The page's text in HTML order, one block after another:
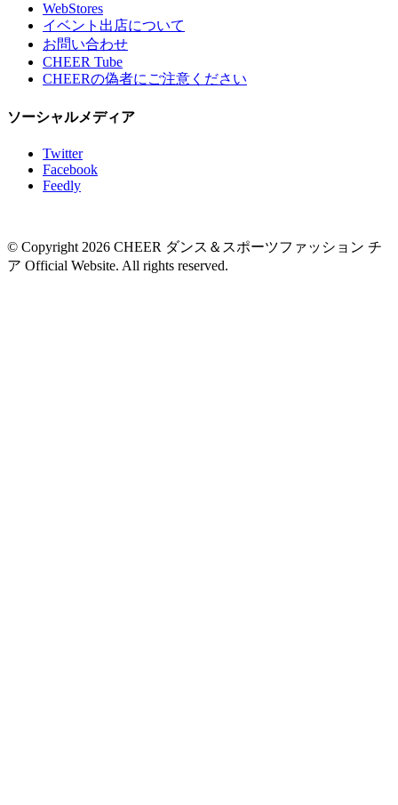
WebStores
イベント出店について
お問い合わせ
CHEER Tube
CHEERの偽者にご注意ください
ソーシャルメディア
Twitter
Facebook
Feedly
© Copyright 2026 CHEER ダンス＆スポーツファッション チ
ア Official Website. All rights reserved.